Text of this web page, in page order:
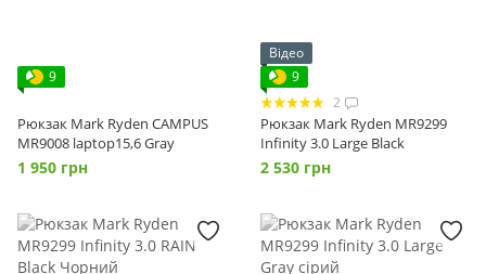
9
Рюкзак Mark Ryden CAMPUS
MR9008 laptop15,6 Gray
1 950 грн
Відео
9
2
Рюкзак Mark Ryden MR9299
Infinity 3.0 Large Black
2 530 грн